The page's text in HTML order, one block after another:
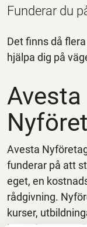
Funderar du
Det finns då
hjälpa dig på
Avesta
Avesta
funderar på att
eget, en
rådgivning.
kurser,